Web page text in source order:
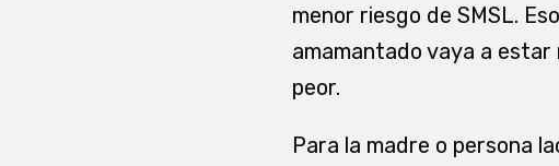
menor riesgo de SMSL.
amamantado vaya a
peor.
Para la madre o persona